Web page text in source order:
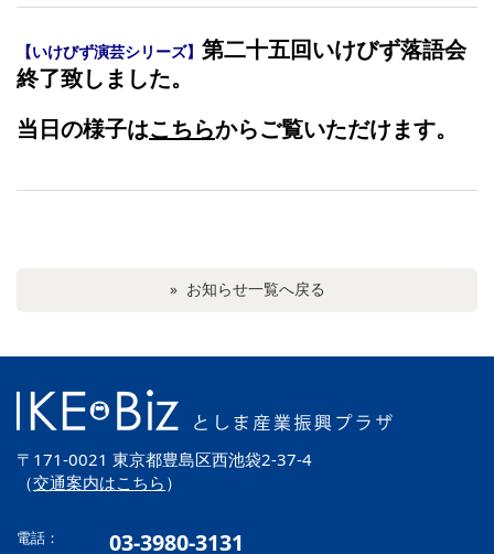
【いけびず演芸シリーズ】 第二十五回いけびず落語会
終了致しました。
当日の様子はこちらからご覧いただけます。
» お知らせ一覧へ戻る
〒171-0021 東京都豊島区西池袋2-37-4
（交通案内はこちら ）
電話： 03-3980-3131